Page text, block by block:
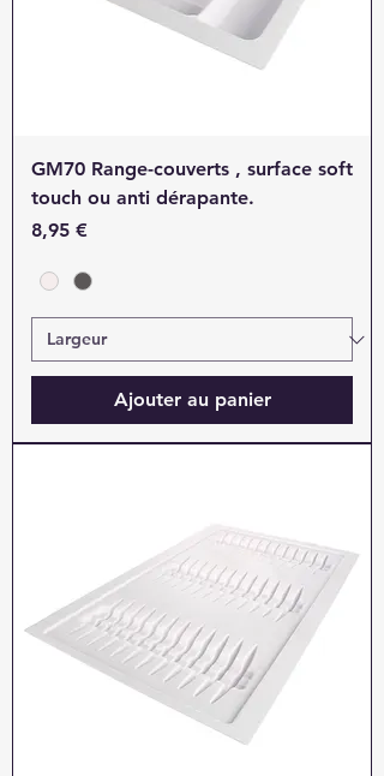
GM70 Range-couverts , surface soft
touch ou anti dérapante.
Prix
8,95 €
Ajouter au panier